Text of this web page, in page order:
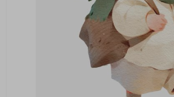
Special
3,00 €